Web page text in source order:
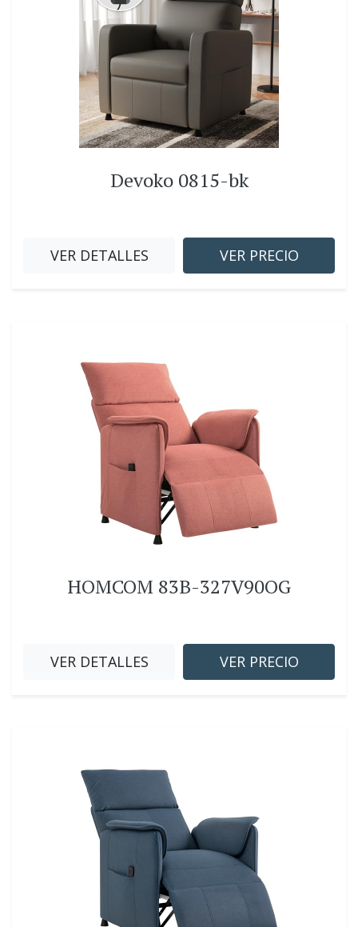
Devoko 0815-bk
VER DETALLES VER PRECIO
HOMCOM 83B-327V90OG
VER DETALLES VER PRECIO